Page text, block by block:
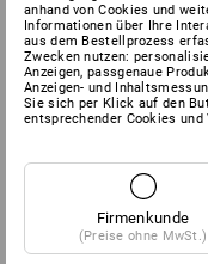
anhand von Cookies und
Informationen über Ihre
aus dem Bestellprozess
Zwecken nutzen:
Anzeigen, passgenaue
Anzeigen- und
Sie sich per Klick auf den
entsprechender Cookies und
Firmenkunde
(Preise ohne MwSt.)